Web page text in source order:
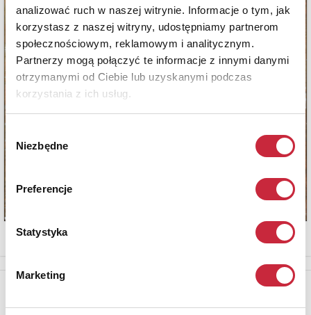
analizować ruch w naszej witrynie. Informacje o tym, jak
korzystasz z naszej witryny, udostępniamy partnerom
społecznościowym, reklamowym i analitycznym.
Partnerzy mogą połączyć te informacje z innymi danymi
otrzymanymi od Ciebie lub uzyskanymi podczas
korzystania z ich usług.
Wybór
zgody
Niezbędne
Preferencje
Statystyka
Marketing
Aby otrzymywać informacje o nowych aukcjach, prosimy podać